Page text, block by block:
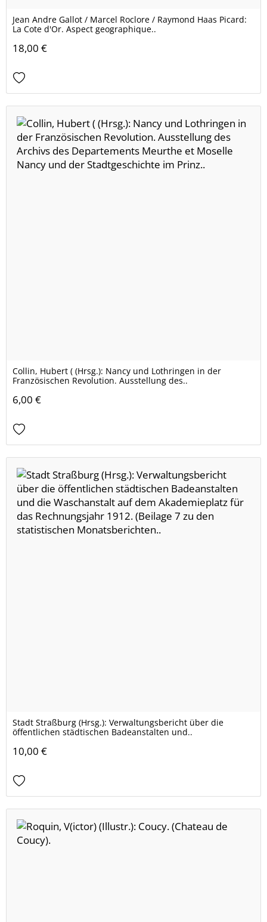
Jean Andre Gallot / Marcel Roclore / Raymond Haas Picard:
La Cote d'Or. Aspect geographique..
18,00 €
Collin, Hubert ( (Hrsg.): Nancy und Lothringen in der
Französischen Revolution. Ausstellung des..
6,00 €
Stadt Straßburg (Hrsg.): Verwaltungsbericht über die
öffentlichen städtischen Badeanstalten und..
10,00 €